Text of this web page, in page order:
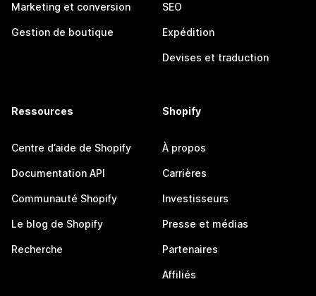
Marketing et conversion
Gestion de boutique
SEO
Expédition
Devises et traduction
Ressources
Centre d’aide de Shopify
Documentation API
Communauté Shopify
Le blog de Shopify
Recherche
Shopify
À propos
Carrières
Investisseurs
Presse et médias
Partenaires
Affiliés